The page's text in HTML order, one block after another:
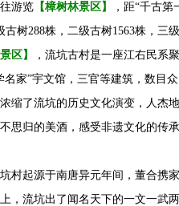
游览 【樟树林景区】
，距“千古
树288株，二级古树1563株，三
区】
，流坑古村是一座江右民系
家”宇文馆，三官等建筑，数目
浓缩了流坑的历史文化演变，人杰
思归的美酒，感受非遗文化的传
村起源于南唐异元年间，董合
，流坑出了闻名天下的一文一